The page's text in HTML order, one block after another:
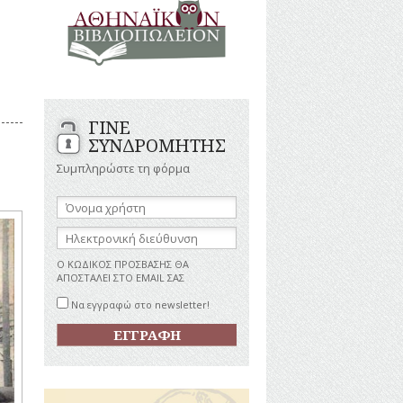
ΑΝΔΡΕΣ
ΕΛΛΗΝΙΚΕΣ
ΠΡΟΣΩΠΙΚΟΤΗΤΕΣ
ΕΠΙΧΕΙΡΗΜΑΤΙΕΣ
ΗΘΟΠΟΙΟΙ
ΚΑΛΛΙΤΕΧΝΕΣ
ΞΕΝΕΣ
ΠΡΟΣΩΠΙΚΟΤΗΤΕΣ
ΑΘΛΗΤΙΣΜΟΥ
ΠΕΡΙΗΓΗΤΕΣ
ΠΟΛΙΤΙΚΟΙ
ΣΥΓΓΡΑΦΕΙΣ
–
ΦΙΛΕΛΛΗΝΕΣ
ΓΙΝΕ
ΣΥΝΔΡΟΜΗΤΗΣ
Συμπληρώστε τη φόρμα
Όνομα
χρήστη:
Ηλεκτρονική
διεύθυνση:
Ο ΚΩΔΙΚΟΣ ΠΡΟΣΒΑΣΗΣ ΘΑ
ΑΠΟΣΤΑΛΕΙ ΣΤΟ EMAIL ΣΑΣ
Να εγγραφώ στο newsletter!